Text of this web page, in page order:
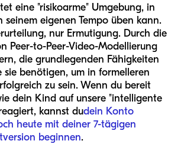
eine "risikoarme" Umgebung, in
eigenen Tempo üben kann.
nur Ermutigung. Durch die
Peer-to-Peer-Video-Modellierung
die grundlegenden Fähigkeiten
sie benötigen, um in formelleren
zu sein. Wenn du bereit
dein Kind auf unsere "intelligente
kannst dudein Konto
heute mit deiner 7-tägigen
beginnen.